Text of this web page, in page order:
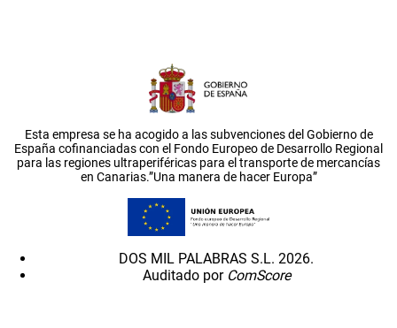
Esta empresa se ha acogido a las subvenciones del Gobierno de
España cofinanciadas con el Fondo Europeo de Desarrollo Regional
para las regiones ultraperiféricas para el transporte de mercancías
en Canarias.”Una manera de hacer Europa”
DOS MIL PALABRAS S.L. 2026.
Auditado por ComScore